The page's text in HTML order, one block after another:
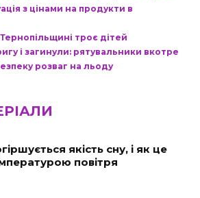
з цінами на продукти в
троє дітей
і загинули: рятувальники вкотре
розваг на льоду
якість сну, і як це
повітря